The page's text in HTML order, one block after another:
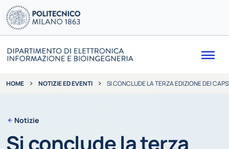
HOME NOTIZIE ED EVENTI SI CONCLUDE LA TERZA EDIZIONE DEI
Notizie
Si conclude la terza